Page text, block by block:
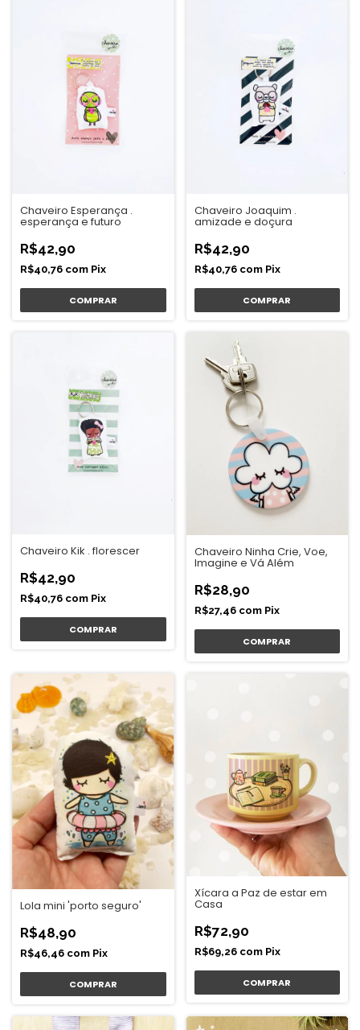
Chaveiro Esperança .
esperança e futuro
R$42,90
R$40,76 com Pix
Chaveiro Joaquim .
amizade e doçura
R$42,90
R$40,76 com Pix
Chaveiro Kik . florescer
R$42,90
R$40,76 com Pix
Chaveiro Ninha Crie, Voe,
Imagine e Vá Além
R$28,90
R$27,46 com Pix
Lola mini 'porto seguro'
R$48,90
R$46,46 com Pix
Xícara a Paz de estar em
Casa
R$72,90
R$69,26 com Pix